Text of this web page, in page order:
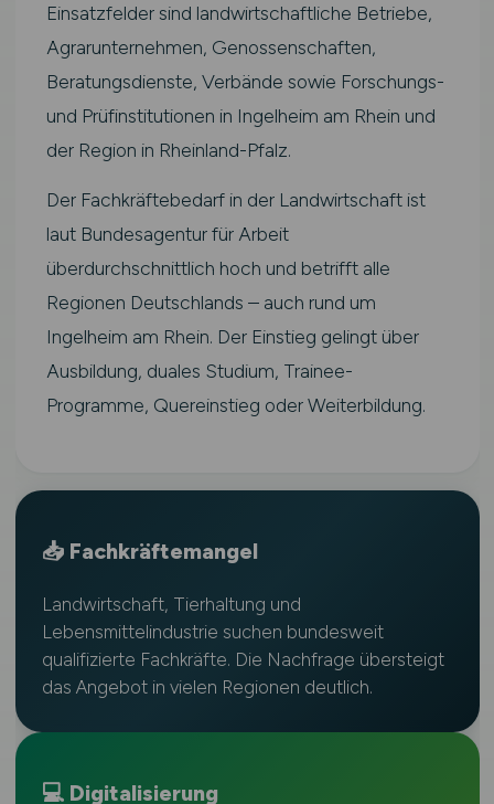
Einsatzfelder sind landwirtschaftliche Betriebe,
Agrarunternehmen, Genossenschaften,
Beratungsdienste, Verbände sowie Forschungs-
und Prüfinstitutionen in Ingelheim am Rhein und
der Region in Rheinland-Pfalz.
Der Fachkräftebedarf in der Landwirtschaft ist
laut Bundesagentur für Arbeit
überdurchschnittlich hoch und betrifft alle
Regionen Deutschlands – auch rund um
Ingelheim am Rhein. Der Einstieg gelingt über
Ausbildung, duales Studium, Trainee-
Programme, Quereinstieg oder Weiterbildung.
📥 Fachkräftemangel
Landwirtschaft, Tierhaltung und
Lebensmittelindustrie suchen bundesweit
qualifizierte Fachkräfte. Die Nachfrage übersteigt
das Angebot in vielen Regionen deutlich.
💻 Digitalisierung